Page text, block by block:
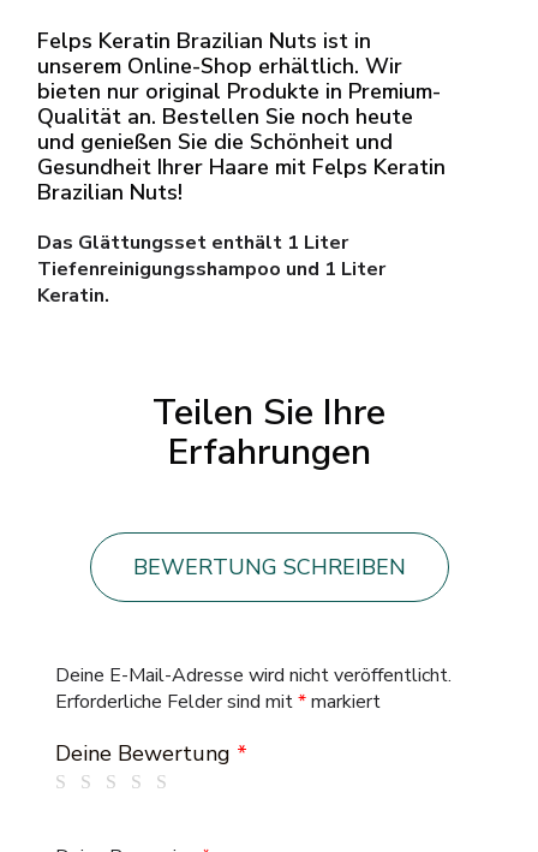
Felps Keratin Brazilian Nuts ist in
unserem Online-Shop erhältlich. Wir
bieten nur original Produkte in Premium-
Qualität an. Bestellen Sie noch heute
und genießen Sie die Schönheit und
Gesundheit Ihrer Haare mit Felps Keratin
Brazilian Nuts!
Das Glättungsset enthält 1 Liter
Tiefenreinigungsshampoo und 1 Liter
Keratin.
Teilen Sie Ihre
Erfahrungen
BEWERTUNG SCHREIBEN
Deine E-Mail-Adresse wird nicht veröffentlicht.
Erforderliche Felder sind mit*markiert
Deine Bewertung *